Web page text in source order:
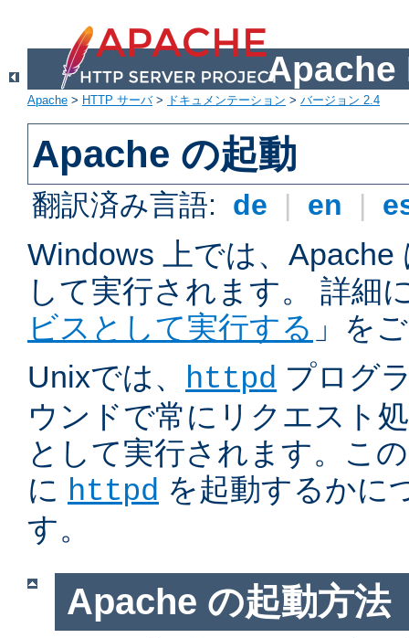
Apache
Apache > HTTP サーバ> ドキュメンテーション > バージョン 2.4
Apache の起動
翻訳済み言語: de | en |
Windows 上では、
して実行されます。 詳細
ビスとして実行する 」を
Unixでは、 httpd プログ
ウンドで常にリクエスト
として実行されます。こ
に httpd を起動するかに
す。
Apache の起動方法